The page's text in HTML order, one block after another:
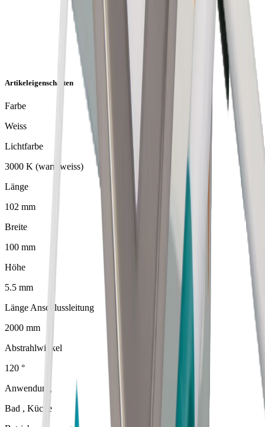
Artikeleigenschaften
Farbe
Weiss
Lichtfarbe
3000 K (warmweiss)
Länge
102 mm
Breite
100 mm
Höhe
5.5 mm
Länge Anschlussleitung
2000 mm
Abstrahlwinkel
120 °
Anwendung
Bad , Küche